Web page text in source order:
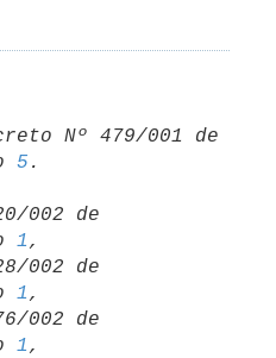
Nº 479/001 de
5
1 ,
1 ,
1 ,